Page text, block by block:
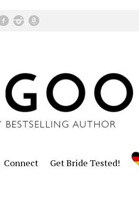
Connect Get Bride Tested!